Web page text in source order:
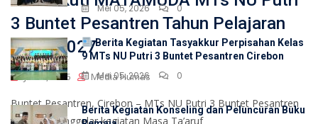
3 Buntet Pesantren Tahun Pelajaran
2026/2027
Jul 15, 2026 Media Humas
Buntet Pesantren, Cirebon – MTs NU Putri 3 Buntet Pesantren
Cirebon menggelar kegiatan Masa Ta’aruf
Mei 05, 2026 0
Berita Kegiatan Tasyakkur Perpisahan Kelas
9 MTs NU Putri 3 Buntet Pesantren Cirebon
Mei 05, 2026 0
Berita Kegiatan Konseling dan Peluncuran Buku